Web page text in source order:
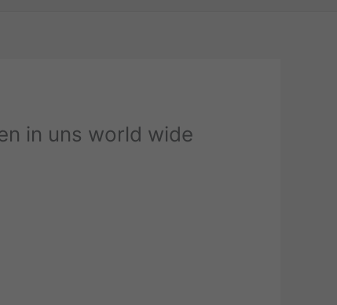
in uns world wide